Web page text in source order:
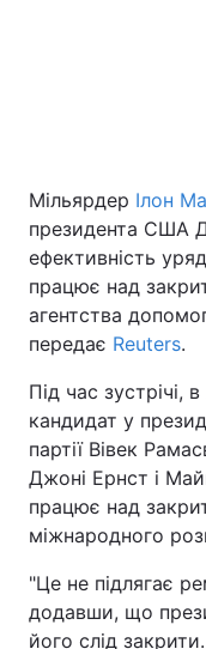
Головна
Україна
Економіка
Спорт
Техно і зв'язок
Зброя
Здоров'я
Екологія
Мільярдер Ілон
президента США
ефективність
працює над
агентства
передає Reuters.
Під час зустрічі,
кандидат у
партії Вівек
Джоні Ернст і
працює над
міжнародного
"Це не підлягає
додавши, що
його слід закрити.